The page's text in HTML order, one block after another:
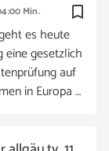
bookmark_border
Min.
es heute
eine gesetzlich
auf
in Europa …